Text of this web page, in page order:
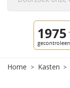
Home Kasten